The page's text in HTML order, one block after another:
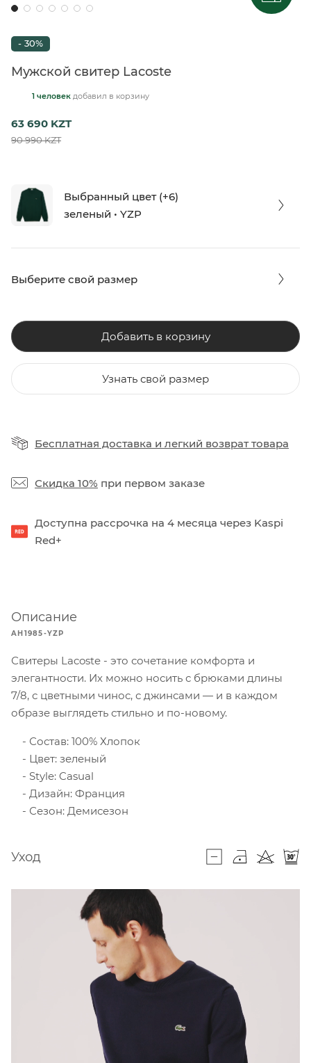
- 30%
Мужской свитер Lacoste
1 человек добавил в корзину
63 690 KZT
90 990 KZT
Выбранный цвет (+6)
зеленый • YZP
Выберите свой размер
Добавить в корзину
Узнать свой размер
Бесплатная доставка и легкий возврат товара
Скидка 10% при первом заказе
Доступна рассрочка на 4 месяца через Kaspi
Red+
Описание
AH1985-YZP
Свитеры Lacoste - это сочетание комфорта и
элегантности. Их можно носить с брюками длины
7/8, с цветными чинос, с джинсами — и в каждом
образе выглядеть стильно и по-новому.
Состав: 100% Хлопок
Цвет: зеленый
Style: Casual
Дизайн: Франция
Сезон: Демисезон
Уход